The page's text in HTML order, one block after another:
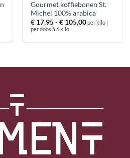
Gourmet koffiebonen St.
Michel 100% arabica
€ 17,95-€ 105,00Prijsklasse:
€ 17,95
€ 105,00
per kilo |
per doos à 6 kilo